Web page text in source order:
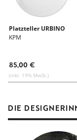
Platzteller URBINO
KPM
85,00 €
(inkl. 19% MwSt.)
DIE